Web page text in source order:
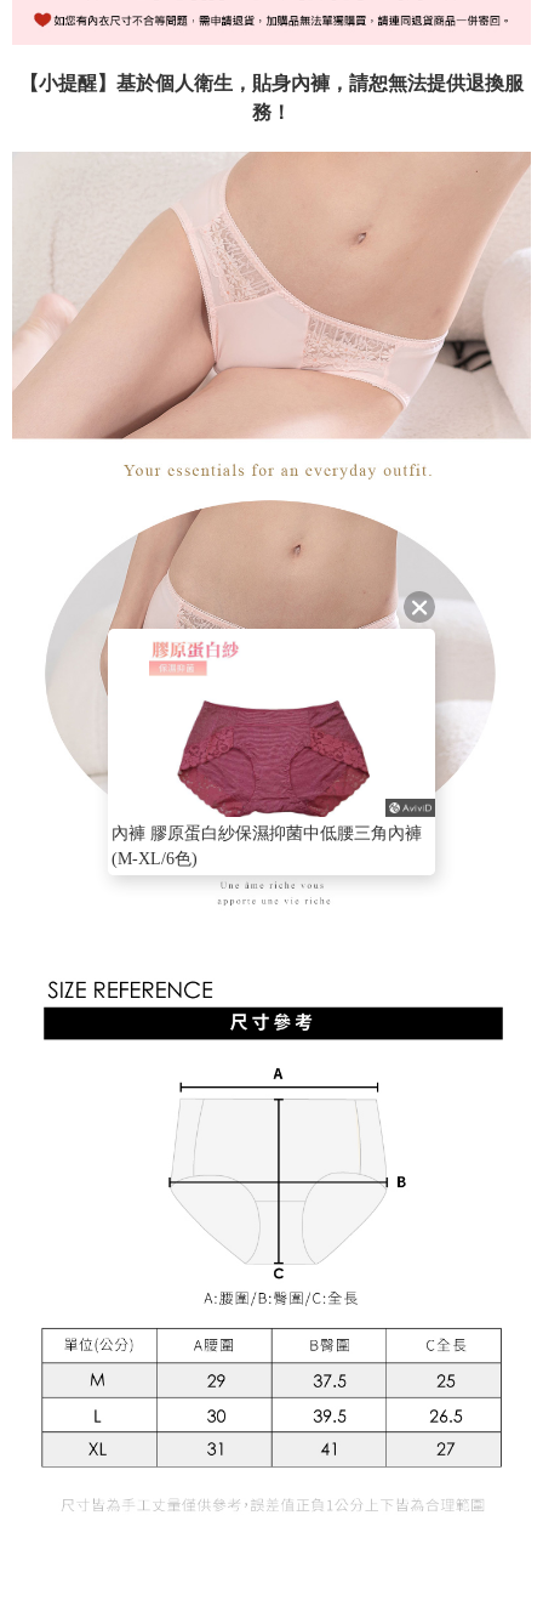
【小提醒】基於個人衛生，貼身內褲，請恕無法提供退換服
務！
內褲 膠原蛋白紗保濕抑菌中低腰三角內褲
(M-XL/6色)